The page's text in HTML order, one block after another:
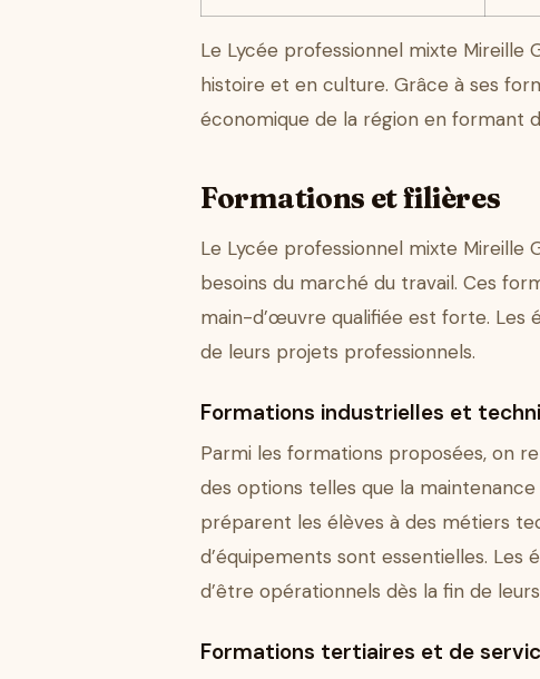
Le Lycée professionnel mixte
histoire et en culture. Grâce à ses
économique de la région en formant
Formations et filières
Le Lycée professionnel mixte
besoins du marché du travail. Ces
main-d’œuvre qualifiée est forte. Les
de leurs projets professionnels.
Formations industrielles et
Parmi les formations proposées, on
des options telles que la
préparent les élèves à des métiers
d’équipements sont essentielles.
d’être opérationnels dès la fin de
Formations tertiaires et de